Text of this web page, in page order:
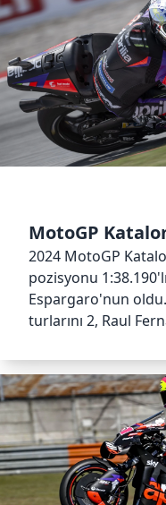
MotoGP
2024 MotoGP
pozisyonu
Espargaro'nun
turlarını 2, Raul